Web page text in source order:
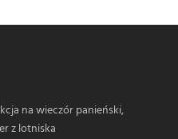
na wieczór panieński,
z lotniska